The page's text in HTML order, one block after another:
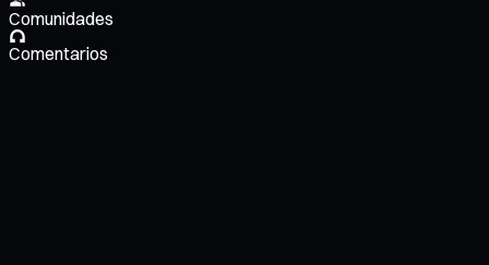
Comunidades
Comentarios